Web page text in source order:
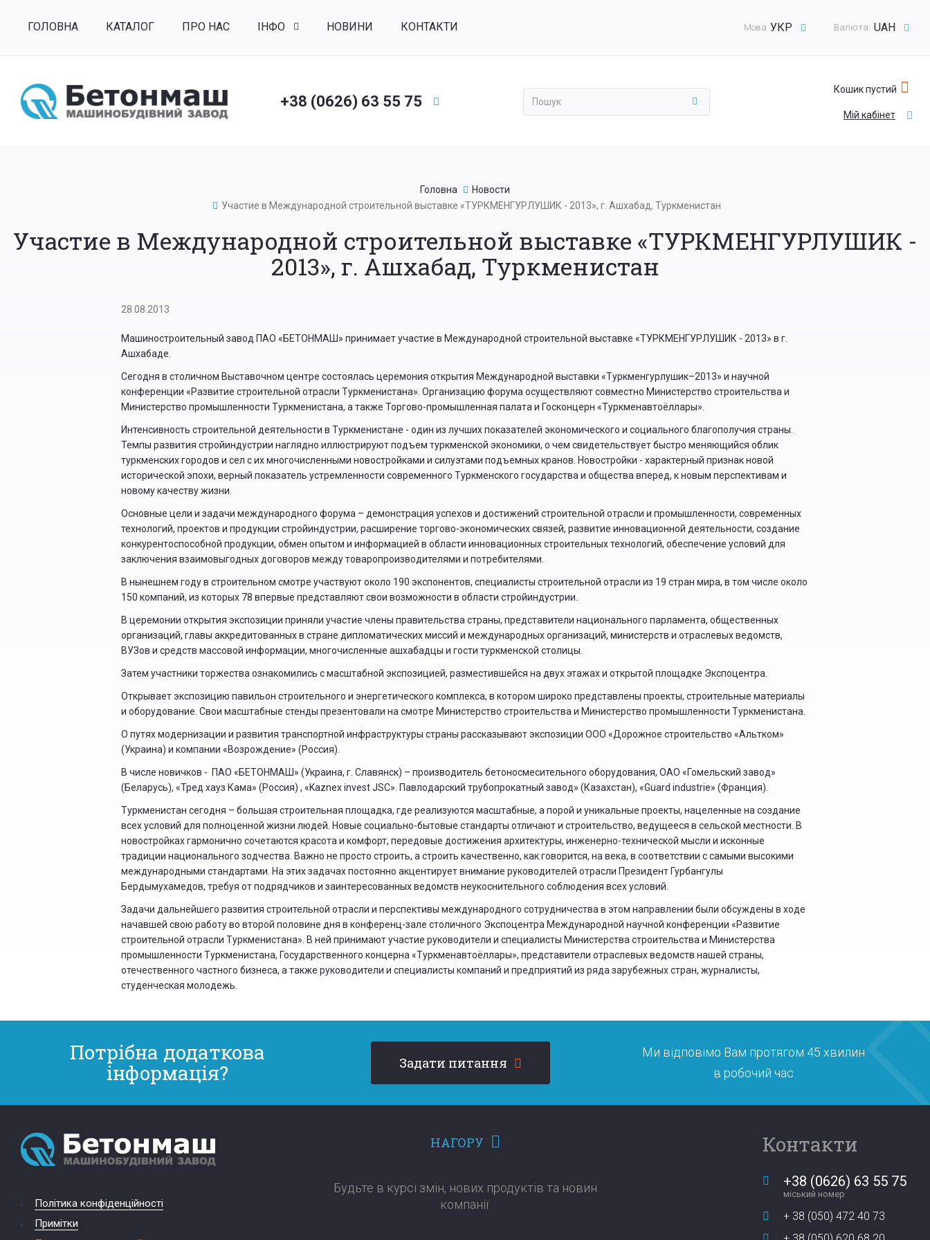
Валюта: UAH
Мова УКР
ГОЛОВНА КАТАЛОГ ПРО НАС ІНФО НОВИНИ КОНТАКТИ
+38 (0626) 63 55 75
Применить
Кошик пустий
Мій кабінет
Головна
Новости
Участие в Международной строительной выставке «ТУРКМЕНГУРЛУШИК - 2013», г. Ашхабад, Туркменистан
Участие в Международной строительной выставке «ТУРКМЕНГУРЛУШИК -
2013», г. Ашхабад, Туркменистан
28.08.2013
Машиностроительный завод ПАО «БЕТОНМАШ» принимает участие в Международной строительной выставке «ТУРКМЕНГУРЛУШИК - 2013» в г.
Ашхабаде.
Сегодня в столичном Выставочном центре состоялась церемония открытия Международной выставки «Туркменгурлушик–2013» и научной
конференции «Развитие строительной отрасли Туркменистана». Организацию форума осуществляют совместно Министерство строительства и
Министерство промышленности Туркменистана, а также Торгово-промышленная палата и Госконцерн «Туркменавтоёллары».
Интенсивность строительной деятельности в Туркменистане - один из лучших показателей экономического и социального благополучия страны.
Темпы развития стройиндустрии наглядно иллюстрируют подъем туркменской экономики, о чем свидетельствует быстро меняющийся облик
туркменских городов и сел с их многочисленными новостройками и силуэтами подъемных кранов. Новостройки - характерный признак новой
исторической эпохи, верный показатель устремленности современного Туркменского государства и общества вперед, к новым перспективам и
новому качеству жизни.
Основные цели и задачи международного форума – демонстрация успехов и достижений строительной отрасли и промышленности, современных
технологий, проектов и продукции стройиндустрии, расширение торгово-экономических связей, развитие инновационной деятельности, создание
конкурентоспособной продукции, обмен опытом и информацией в области инновационных строительных технологий, обеспечение условий для
заключения взаимовыгодных договоров между товаропроизводителями и потребителями.
В нынешнем году в строительном смотре участвуют около 190 экспонентов, специалисты строительной отрасли из 19 стран мира, в том числе около
150 компаний, из которых 78 впервые представляют свои возможности в области стройиндустрии.
В церемонии открытия экспозиции приняли участие члены правительства страны, представители национального парламента, общественных
организаций, главы аккредитованных в стране дипломатических миссий и международных организаций, министерств и отраслевых ведомств,
ВУЗов и средств массовой информации, многочисленные ашхабадцы и гости туркменской столицы.
Затем участники торжества ознакомились с масштабной экспозицией, разместившейся на двух этажах и открытой площадке Экспоцентра.
Открывает экспозицию павильон строительного и энергетического комплекса, в котором широко представлены проекты, строительные материалы
и оборудование. Свои масштабные стенды презентовали на смотре Министерство строительства и Министерство промышленности Туркменистана.
О путях модернизации и развития транспортной инфраструктуры страны рассказывают экспозиции ООО «Дорожное строительство «Альтком»
(Украина) и компании «Возрождение» (Россия).
В числе новичков - ПАО «БЕТОНМАШ» (Украина, г. Славянск) – производитель бетоносмесительного оборудования, ОАО «Гомельский завод»
(Беларусь), «Тред хауз Кама» (Россия) , «Kaznex invest JSC». Павлодарский трубопрокатный завод» (Казахстан), «Guard industrie» (Франция).
Туркменистан сегодня – большая строительная площадка, где реализуются масштабные, а порой и уникальные проекты, нацеленные на создание
всех условий для полноценной жизни людей. Новые социально-бытовые стандарты отличают и строительство, ведущееся в сельской местности. В
новостройках гармонично сочетаются красота и комфорт, передовые достижения архитектуры, инженерно-технической мысли и исконные
традиции национального зодчества. Важно не просто строить, а строить качественно, как говорится, на века, в соответствии с самыми высокими
международными стандартами. На этих задачах постоянно акцентирует внимание руководителей отрасли Президент Гурбангулы
Бердымухамедов, требуя от подрядчиков и заинтересованных ведомств неукоснительного соблюдения всех условий.
Задачи дальнейшего развития строительной отрасли и перспективы международного сотрудничества в этом направлении были обсуждены в ходе
начавшей свою работу во второй половине дня в конференц-зале столичного Экспоцентра Международной научной конференции «Развитие
строительной отрасли Туркменистана». В ней принимают участие руководители и специалисты Министерства строительства и Министерства
промышленности Туркменистана, Государственного концерна «Туркменавтоёллары», представители отраслевых ведомств нашей страны,
отечественного частного бизнеса, а также руководители и специалисты компаний и предприятий из ряда зарубежных стран, журналисты,
студенческая молодежь.
Потрібна додаткова
інформація?
Задати питання
Ми відповімо Вам протягом 45 хвилин
в робочий час
Політика конфіденційності
Примітки
НАГОРУ
Будьте в курсі змін, нових продуктів та новин
компанії:​​​​​​​
Контакти
+38 (0626) 63 55 75
міський номер
+ 38 (050) 472 40 73